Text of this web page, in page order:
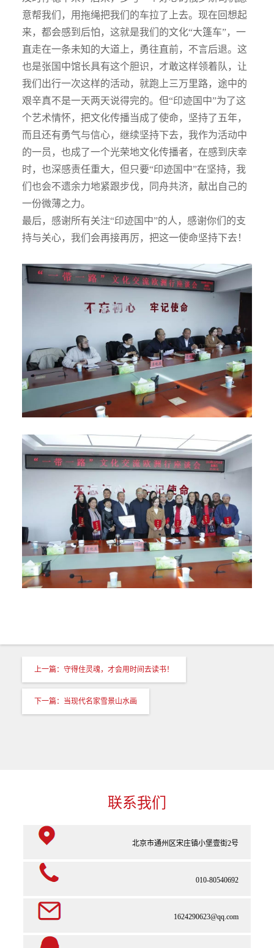
意帮我们，用拖绳把我们的车拉了上去。现在回想起
来，都会感到后怕，这就是我们的文化“大篷车”，一
直走在一条未知的大道上，勇往直前，不言后退。这
也是张国中馆长具有这个胆识，才敢这样领着队，让
我们出行一次这样的活动，就跑上三万里路，途中的
艰辛真不是一天两天说得完的。但“印迹国中”为了这
个艺术情怀，把文化传播当成了使命，坚持了五年，
而且还有勇气与信心，继续坚持下去，我作为活动中
的一员，也成了一个光荣地文化传播者，在感到庆幸
时，也深感责任重大，但只要“印迹国中”在坚持，我
们也会不遗余力地紧跟步伐，同舟共济，献出自己的
一份微薄之力。
最后，感谢所有关注“印迹国中”的人，感谢你们的支
持与关心，我们会再接再厉，把这一使命坚持下去！
上一篇：守得住灵魂，才会用时间去读书！
下一篇：当现代名家雪景山水画
联系我们
北京市通州区宋庄镇小堡壹街2号
010-80540692
1624290623@qq.com